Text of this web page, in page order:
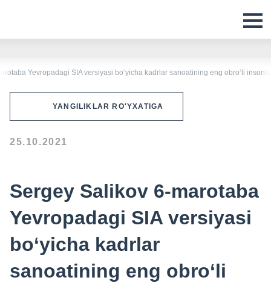
Yevropadagi SIA versiyasi bo‘yicha kadrlar sanoatining eng obro‘li
YANGILIKLAR RO'YXATIGA
25.10.2021
Sergey Salikov 6-marotaba
Yevropadagi SIA versiyasi
bo‘yicha kadrlar
sanoatining eng obro‘li